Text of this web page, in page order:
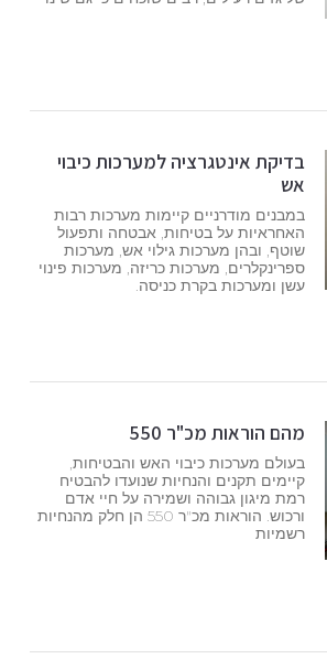
בדיקת אינטגרציה למערכות כיבוי
אש
במבנים מודרניים קיימות מערכות רבות
האחראיות על בטיחות, אבטחה ותפעול
שוטף, ובהן מערכות גילוי אש, מערכות
ספרינקלרים, מערכות כריזה, מערכות פינוי
עשן ומערכות בקרת כניסה.
מהם הוראות מכ"ר 550
בעולם מערכות כיבוי האש והבטיחות,
קיימים תקנים והנחיות שנועדו להבטיח
רמת מיגון גבוהה ושמירה על חיי אדם
ורכוש. הוראות מכ"ר 550 הן חלק מהנחיות
רשמיות